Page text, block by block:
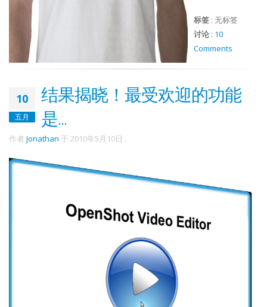
标签 : 无标签
讨论 : 10
Comments
10
五月
结果揭晓！最受欢迎的功能
是...
作者 Jonathan 于 2010年5月10日 .